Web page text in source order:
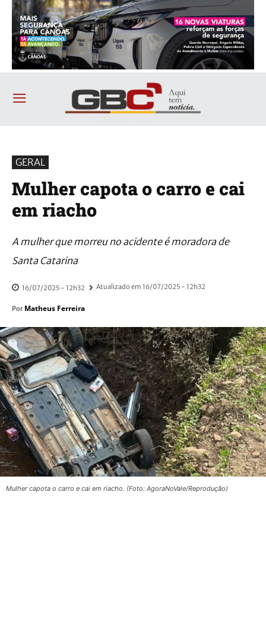
GERAL
Mulher capota o carro e cai
em riacho
A mulher que morreu no acidente é moradora de
Santa Catarina
16/07/2025 - 12h32 Atualizado em 16/07/2025 - 12h32
Por Matheus Ferreira
Mulher capota o carro e cai em riacho. (Foto: AgoraNoVale/Reprodução)